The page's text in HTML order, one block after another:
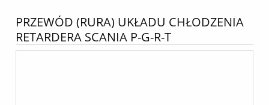
PRZEWÓD (RURA) UKŁADU CHŁODZENIA
RETARDERA SCANIA P-G-R-T